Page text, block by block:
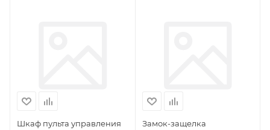
Шкаф пульта управления
Замок-защелка